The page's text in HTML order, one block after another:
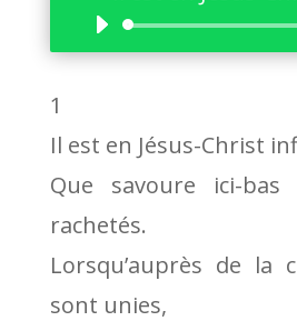
audio
1
Il est en Jésus-Christ
Que savoure ici-
rachetés.
Lorsqu’auprès de la
sont unies,